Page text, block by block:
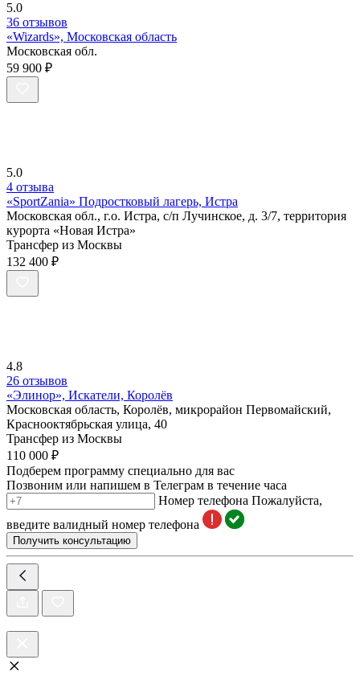
5.0
36 отзывов
«Wizards», Московская область
Московская обл.
59 900 ₽
5.0
4 отзыва
«SportZania» Подростковый лагерь, Истра
Московская обл., г.о. Истра, с/п Лучинское, д. 3/7, территория
курорта «Новая Истра»
Трансфер из Москвы
132 400 ₽
4.8
26 отзывов
«Элинор», Искатели, Королёв
Московская область, Королёв, микрорайон Первомайский,
Краснооктябрьская улица, 40
Трансфер из Москвы
110 000 ₽
Подберем программу специально для вас
Позвоним или напишем в Телеграм в течение часа
Номер телефона Пожалуйста,
введите валидный номер телефона
Получить консультацию